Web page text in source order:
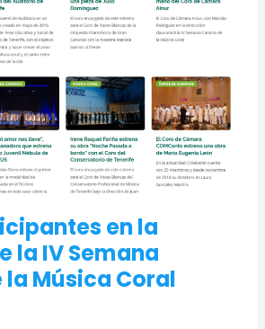
en la
la IV Semana
la Música Coral